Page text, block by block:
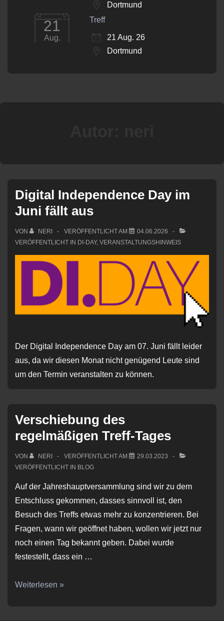
Digital Independence Day im
Juni fällt aus
VON NERI VERÖFFENTLICHT AM
04.06.2026
VERÖFFENTLICHT IN DI-DAY, VERANSTALTUNGSHINWEIS
Der Digital Independence Day am 07. Juni fällt leider
aus, da wir diesen Monat nicht genügend Leute sind
um den Termin veranstalten zu können.
Verschiebung des
regelmäßigen Treff-Tages
VON NERI VERÖFFENTLICHT AM
29.03.2023
VERÖFFENTLICHT IN BLOG
Auf der Jahreshauptversammlung sind wir zu dem
Entschluss gekommen, dasses sinnvoll ist, den
Besuch des Treffs etwas mehr zu konzentrieren. Bei
Fragen, wann wir geöffnet haben, wollen wir jetzt nur
noch einen Tag bekannt geben. Dabei wurde
festestellt, dass ein …
Verschiebung
Weiterlesen »
Dortmund
21
Aug.
Treff
21 Aug. 26
Dortmund